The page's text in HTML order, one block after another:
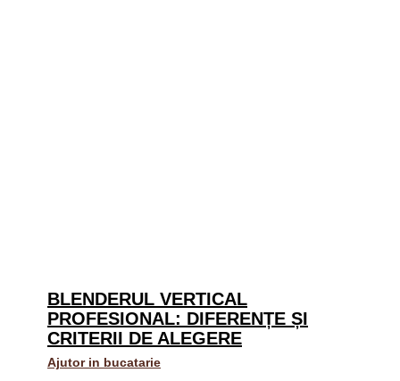
BLENDERUL VERTICAL
PROFESIONAL: DIFERENȚE ȘI
CRITERII DE ALEGERE
Ajutor in bucatarie